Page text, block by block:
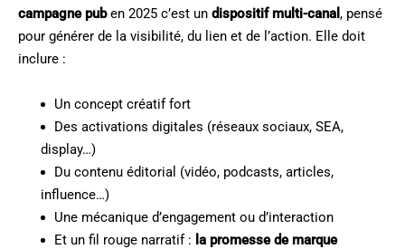
campagne puben 2025 c’est un dispositif multi-canal , pensé
pour générer de la visibilité, du lien et de l’action. Elle doit
inclure :
Un concept créatif fort
Des activations digitales (réseaux sociaux, SEA,
display…)
Du contenu éditorial (vidéo, podcasts, articles,
influence…)
Une mécanique d’engagement ou d’interaction
Et un fil rouge narratif : la promesse de marque